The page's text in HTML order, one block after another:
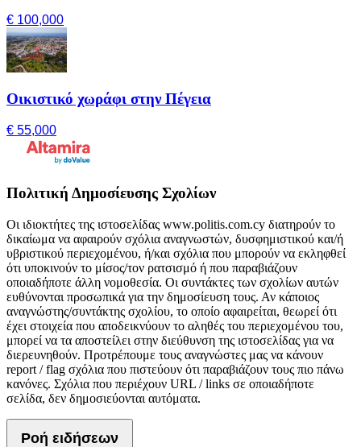
€ 100,000
Οικιστικό χωράφι στην Πέγεια
€ 55,000
Πολιτική Δημοσίευσης Σχολίων
Οι ιδιοκτήτες της ιστοσελίδας www.politis.com.cy διατηρούν το
δικαίωμα να αφαιρούν σχόλια αναγνωστών, δυσφημιστικού και/ή
υβριστικού περιεχομένου, ή/και σχόλια που μπορούν να εκληφθεί
ότι υποκινούν το μίσος/τον ρατσισμό ή που παραβιάζουν
οποιαδήποτε άλλη νομοθεσία. Οι συντάκτες των σχολίων αυτών
ευθύνονται προσωπικά για την δημοσίευση τους. Αν κάποιος
αναγνώστης/συντάκτης σχολίου, το οποίο αφαιρείται, θεωρεί ότι
έχει στοιχεία που αποδεικνύουν το αληθές του περιεχομένου του,
μπορεί να τα αποστείλει στην διεύθυνση της ιστοσελίδας για να
διερευνηθούν. Προτρέπουμε τους αναγνώστες μας να κάνουν
report / flag σχόλια που πιστεύουν ότι παραβιάζουν τους πιο πάνω
κανόνες. Σχόλια που περιέχουν URL / links σε οποιαδήποτε
σελίδα, δεν δημοσιεύονται αυτόματα.
Ροή ειδήσεων